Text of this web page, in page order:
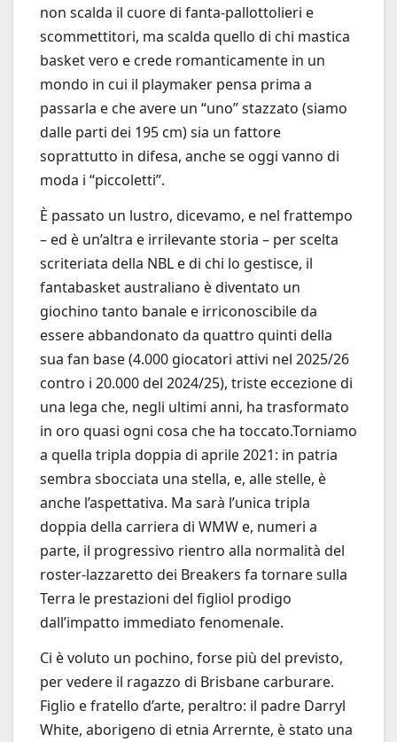
non scalda il cuore di fanta-pallottolieri e
scommettitori, ma scalda quello di chi mastica
basket vero e crede romanticamente in un
mondo in cui il playmaker pensa prima a
passarla e che avere un “uno” stazzato (siamo
dalle parti dei 195 cm) sia un fattore
soprattutto in difesa, anche se oggi vanno di
moda i “piccoletti”.
È passato un lustro, dicevamo, e nel frattempo
– ed è un’altra e irrilevante storia – per scelta
scriteriata della NBL e di chi lo gestisce, il
fantabasket australiano è diventato un
giochino tanto banale e irriconoscibile da
essere abbandonato da quattro quinti della
sua fan base (4.000 giocatori attivi nel 2025/26
contro i 20.000 del 2024/25), triste eccezione di
una lega che, negli ultimi anni, ha trasformato
in oro quasi ogni cosa che ha toccato.Torniamo
a quella tripla doppia di aprile 2021: in patria
sembra sbocciata una stella, e, alle stelle, è
anche l’aspettativa. Ma sarà l’unica tripla
doppia della carriera di WMW e, numeri a
parte, il progressivo rientro alla normalità del
roster-lazzaretto dei Breakers fa tornare sulla
Terra le prestazioni del figliol prodigo
dall’impatto immediato fenomenale.
Ci è voluto un pochino, forse più del previsto,
per vedere il ragazzo di Brisbane carburare.
Figlio e fratello d’arte, peraltro: il padre Darryl
White, aborigeno di etnia Arrernte, è stato una